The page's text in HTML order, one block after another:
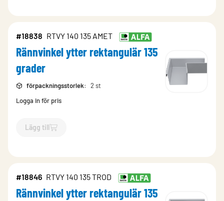
#18838 RTVY 140 135 AMET
Rännvinkel ytter rektangulär 135
grader
förpackningsstorlek:
2 st
Logga in för pris
Lägg till
`$Lägg till
#18846 RTVY 140 135 TROD
Rännvinkel ytter rektangulär 135